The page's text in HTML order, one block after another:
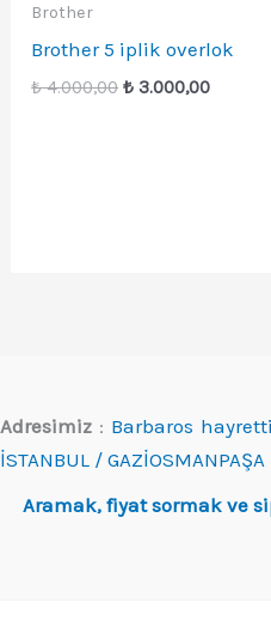
Brother
Brother 5 iplik overlok
₺4.000,00 Orijinal
₺ 3.000,00Şu
₺
Adresimiz : Barbaros
İSTANBUL / GAZİOSMANPAŞA
Aramak, fiyat sormak ve